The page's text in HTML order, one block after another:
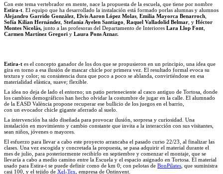
Con este tema vertebrador en mente, nace la propuesta de la escuela, que tiene por nombre
Estira-t . El equipo que ha desarrollado la instalación está formado porlas alumnas y alumnos
Alejandro Garrido González Elvis Aaron López Molas Emilia Mayorca Benarroch
Sofía Kilian Hernández Stefania Ayelen Santiago Raquel Valladolid Belmar , y Héctor
Montes Nicolás, junto a las profesoras del Departamento de Interiores Lara Llop Font
Carmen Martínez Gregori y Laura Pons Aznar.
Estira-t es el concepto ganador de los dos que se propusieron en un principio, una idea que
gira en torno a esa ilusión de mascar chicle por primera vez. El resultado formal evoca su
textura y color; su consistencia dura que poco a poco se ablanda, convirtiéndose en esa
materialidad elástica, suave; flexible.
La idea no deja de lado el entorno; un patio perteneciente al casco antiguo de Tortosa, donde
los cambios demográficos han hecho olvidar la costumbre de jugar en la calle. El alumnado
de la EASD València propone recuperar ese bullicio de los juegos en el barrio,
con un evocador chicle gigante aferrado al suelo.
La intervención ha sido diseñada para provocar ilusión, sorpresa y curiosidad. Una
instalación en movimiento y cambio constante que invita a la interacción con sus visitantes,
sean niños, jóvenes o mayores.
El esfuerzo para llevar a cabo este proyecto arrancaba el pasado curso 22/23, al finalizar las
clases. Una vez escogida y concretada la propuesta, se pasa adquirir el material durante el
mes de julio, para posteriormente recibirlo en septiembre y comenzar el montaje, que se
llevaría a cabo a medio camino entre la Escuela y el espacio asignado en Tortosa. El material
usado para Estira-t se puede definir como de km 0; con pelotas de BonPilates , que suministra
casi 100, y el tejido de Xel-Tex , empresa de Ontinyent.